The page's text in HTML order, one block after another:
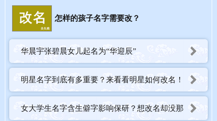
哈。
怎样的孩子名字需要改？
华晨宇张碧晨女儿起名为“华迎辰”
明星名字到底有多重要？来看看明星如何改名！
女大学生名字含生僻字影响保研？想改名却没那